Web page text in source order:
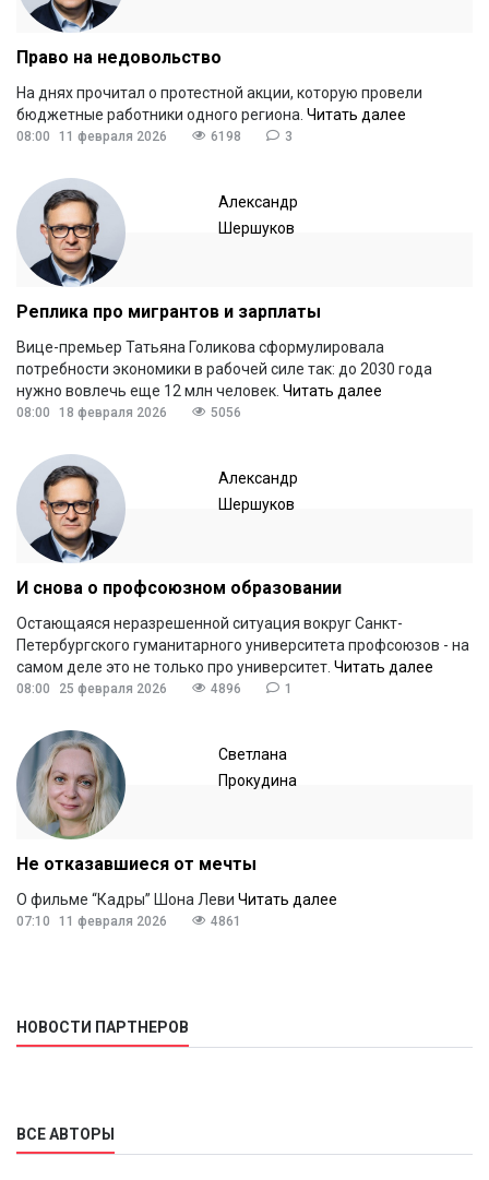
Право на недовольство
На днях прочитал о протестной акции, которую провели
бюджетные работники одного региона. Читать далее
08:00 11 февраля 2026 6198 3
Александр
Шершуков
Реплика про мигрантов и зарплаты
Вице-премьер Татьяна Голикова сформулировала
потребности экономики в рабочей силе так: до 2030 года
нужно вовлечь еще 12 млн человек. Читать далее
08:00 18 февраля 2026 5056
Александр
Шершуков
И снова о профсоюзном образовании
Остающаяся неразрешенной ситуация вокруг Санкт-
Петербургского гуманитарного университета профсоюзов - на
самом деле это не только про университет. Читать далее
08:00 25 февраля 2026 4896 1
Светлана
Прокудина
Не отказавшиеся от мечты
О фильме “Кадры” Шона Леви Читать далее
07:10 11 февраля 2026 4861
НОВОСТИ ПАРТНЕРОВ
ВСЕ АВТОРЫ